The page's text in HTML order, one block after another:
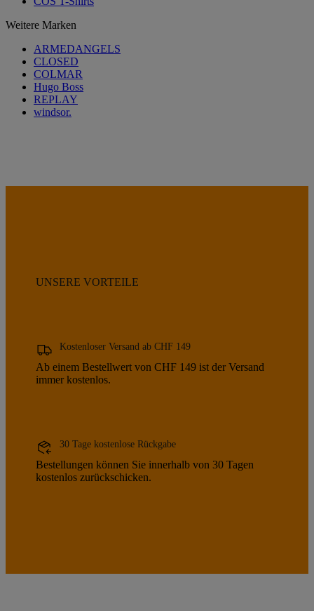
Weitere Marken
ARMEDANGELS
CLOSED
COLMAR
Hugo Boss
REPLAY
windsor.
UNSERE VORTEILE
Kostenloser Versand ab CHF 149
Ab einem Bestellwert von CHF 149 ist der Versand
immer kostenlos.
30 Tage kostenlose Rückgabe
Bestellungen können Sie innerhalb von 30 Tagen
kostenlos zurückschicken.